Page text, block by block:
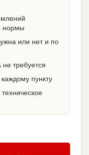
нормы
или нет и по
требуется
пункту